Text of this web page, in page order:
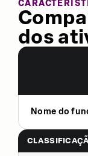
dos
Nome do